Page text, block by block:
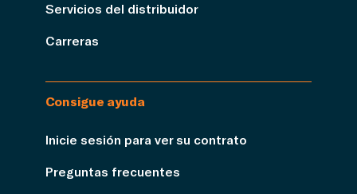
Servicios del distribuidor
Carreras
Consigue ayuda
Inicie sesión para ver su contrato
Preguntas frecuentes